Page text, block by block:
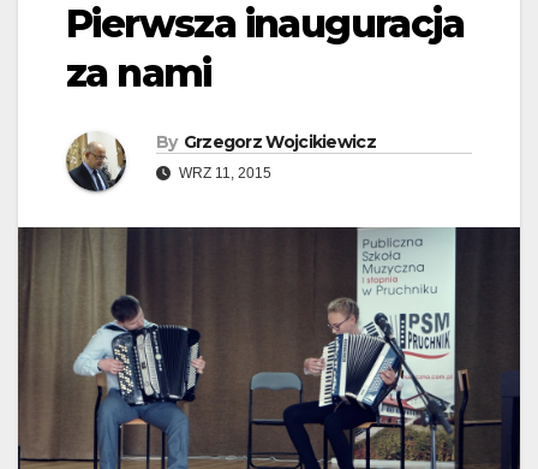
Pierwsza inauguracja
za nami
By Grzegorz Wojcikiewicz
WRZ 11, 2015